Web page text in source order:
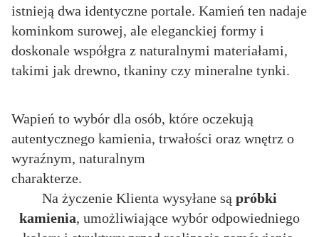
istnieją dwa identyczne portale. Kamień ten nadaje
kominkom surowej, ale eleganckiej formy i
doskonale współgra z naturalnymi materiałami,
takimi jak drewno, tkaniny czy mineralne tynki.
Wapień to wybór dla osób, które oczekują
autentycznego kamienia, trwałości oraz wnętrz o
wyraźnym, naturalnym
charakterze.
Na życzenie Klienta wysyłane są próbki
kamienia, umożliwiające wybór odpowiedniego
Polityka prywatności
Dane kontaktowe